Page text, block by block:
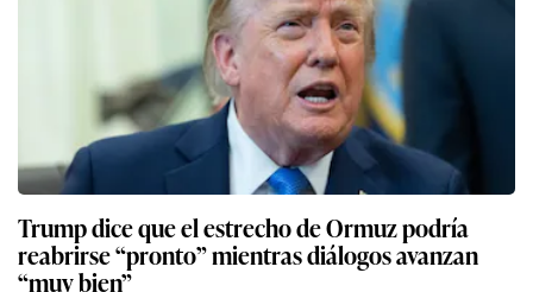
Trump dice que el estrecho de Ormuz podría
reabrirse “pronto” mientras diálogos avanzan
“muy bien”